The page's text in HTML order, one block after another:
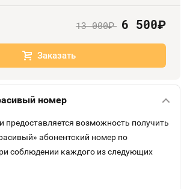
13 000руб. 6 500руб.
Заказать
номер
предоставляется возможность получить
абонентский номер по
соблюдении каждого из следующих